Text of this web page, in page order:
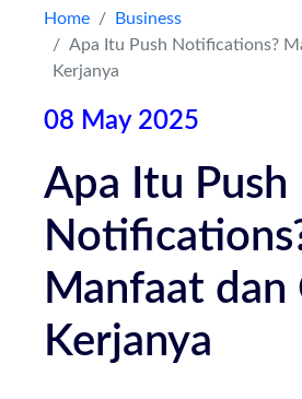
Home
Business
Apa Itu Push Notifications?
Kerjanya
08 May 2025
Apa Itu Push
Manfaat dan
Kerjanya